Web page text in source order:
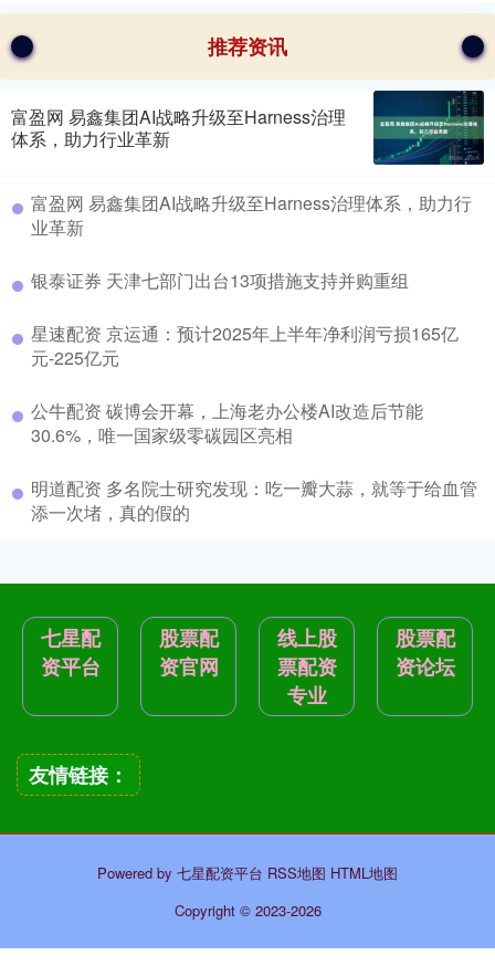
推荐资讯
富盈网 易鑫集团AI战略升级至Harness治理
体系，助力行业革新
富盈网 易鑫集团AI战略升级至Harness治理体系，助力行
业革新
银泰证券 天津七部门出台13项措施支持并购重组
星速配资 京运通：预计2025年上半年净利润亏损165亿
元-225亿元
公牛配资 碳博会开幕，上海老办公楼AI改造后节能
30.6%，唯一国家级零碳园区亮相
明道配资 多名院士研究发现：吃一瓣大蒜，就等于给血管
添一次堵，真的假的
七星配
资平台
股票配
资官网
线上股
票配资
专业
股票配
资论坛
友情链接：
Powered by 七星配资平台 RSS地图 HTML地图
Copyright © 2023-2026